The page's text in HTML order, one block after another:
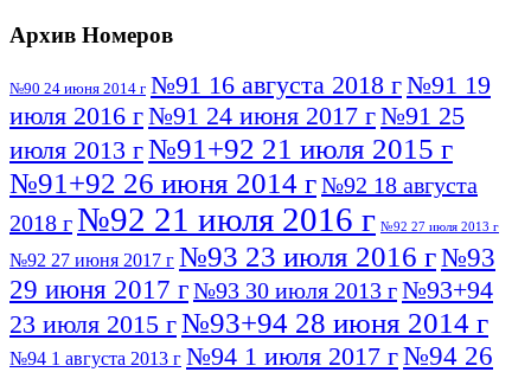
Архив Номеров
№90 24 июня 2014 г №91 16 августа 2018 г№91 19
июля 2016 г№91 24 июня 2017 г№91 25
июля 2013 г№91+92 21 июля 2015 г
№91+92 26 июня 2014 г№92 18 августа
2018 г№92 21 июля 2016 г №92 27 июля 2013 г
№92 27 июня 2017 г №93 23 июля 2016 г№93
29 июня 2017 г№93 30 июля 2013 г№93+94
23 июля 2015 г№93+94 28 июня 2014 г
№94 1 августа 2013 г №94 1 июля 2017 г№94 26